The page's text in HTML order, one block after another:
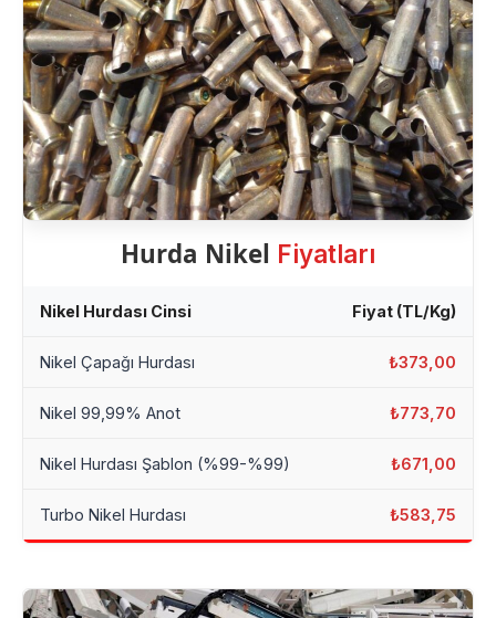
Hurda Nikel Fiyatları
Nikel Hurdası Cinsi Fiyat (TL/Kg)
Nikel Çapağı Hurdası ₺373,00
Nikel 99,99% Anot ₺773,70
Nikel Hurdası Şablon (%99-%99) ₺671,00
Turbo Nikel Hurdası ₺583,75